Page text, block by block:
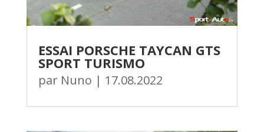
ESSAI PORSCHE TAYCAN GTS
SPORT TURISMO
par Nuno | 17.08.2022